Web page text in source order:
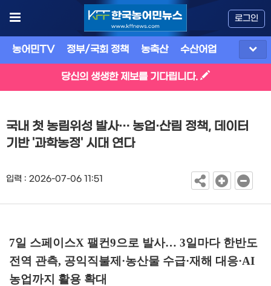
로그인
농어민TV 정부/국회 정책 농축산 수산어업
당신의 생생한 제보를 기다립니다.
국내 첫 농림위성 발사… 농업·산림 정책, 데이터
기반 '과학농정' 시대 연다
입력 : 2026-07-06 11:51
7일 스페이스X 팰컨9으로 발사… 3일마다 한반도
전역 관측, 공익직불제 ·농산물 수급·재해 대응·AI
농업까지 활용 확대